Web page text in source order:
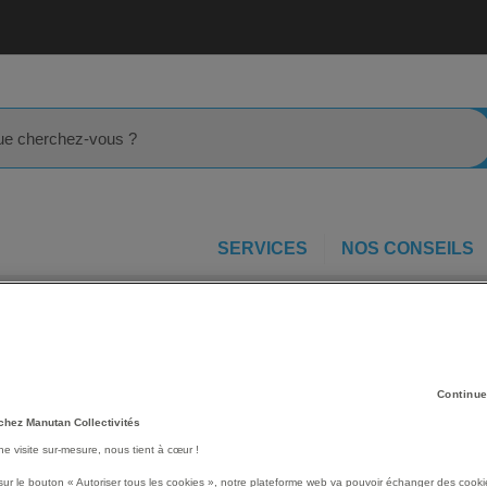
SERVICES NOS CONSEILS
Tiroirs montés sur
Manutan Collectivités
visite sur-mesure, nous tient à cœur !
le bouton « Autoriser tous les cookies », notre plateforme web va pouvoir échanger des